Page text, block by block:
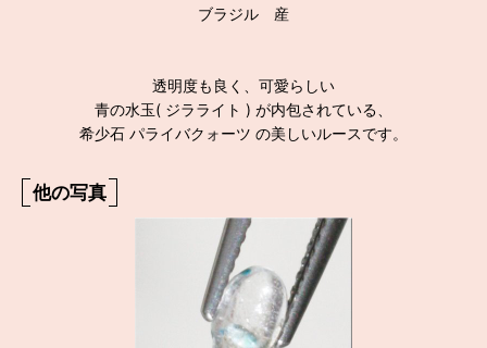
ブラジル 産
透明度も良く、可愛らしい
青の水玉( ジラライト ) が内包されている、
希少石 パライバクォーツ の美しいルースです。
他の写真